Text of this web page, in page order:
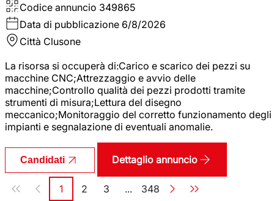
Codice annuncio 349865
Data di pubblicazione 6/8/2026
Città Clusone
La risorsa si occuperà di:Carico e scarico dei pezzi su
macchine CNC;Attrezzaggio e avvio delle
macchine;Controllo qualità dei pezzi prodotti tramite
strumenti di misura;Lettura del disegno
meccanico;Monitoraggio del corretto funzionamento degli
impianti e segnalazione di eventuali anomalie.
Candidati Dettaglio annuncio
Paginazione
Pagina
1 Pagina
2 Pagina
3 ... Pagina
348